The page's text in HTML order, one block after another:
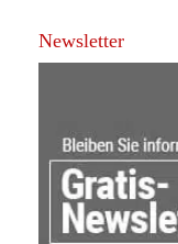
Newsletter